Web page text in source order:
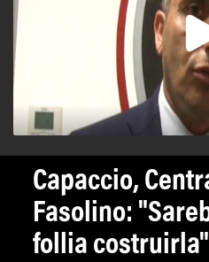
Capaccio,
Fasolino:
follia costruirla"